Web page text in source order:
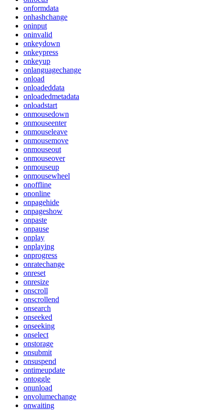
onformdata
onhashchange
oninput
oninvalid
onkeydown
onkeypress
onkeyup
onlanguagechange
onload
onloadeddata
onloadedmetadata
onloadstart
onmousedown
onmouseenter
onmouseleave
onmousemove
onmouseout
onmouseover
onmouseup
onmousewheel
onoffline
ononline
onpagehide
onpageshow
onpaste
onpause
onplay
onplaying
onprogress
onratechange
onreset
onresize
onscroll
onscrollend
onsearch
onseeked
onseeking
onselect
onstorage
onsubmit
onsuspend
ontimeupdate
ontoggle
onunload
onvolumechange
onwaiting